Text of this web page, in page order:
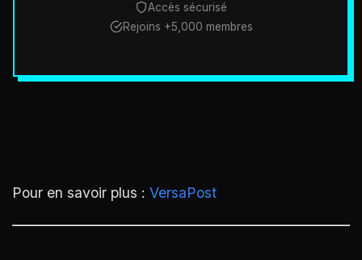
Accès sécurisé
Rejoins +5,000 membres
Pour en savoir plus : VersaPost